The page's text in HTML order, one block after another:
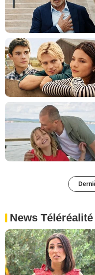
News Téléréalité